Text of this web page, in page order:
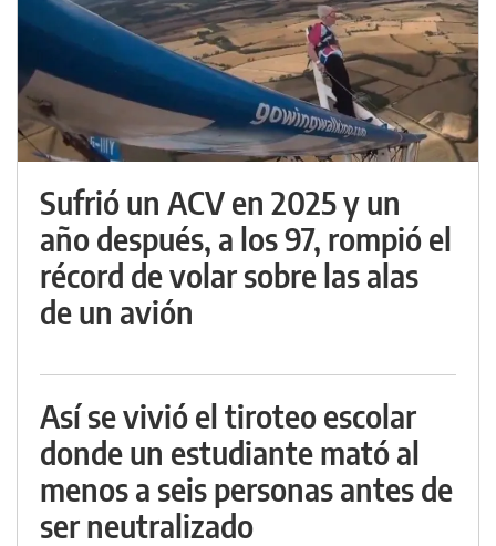
Sufrió un ACV en 2025 y un
año después, a los 97, rompió el
récord de volar sobre las alas
de un avión
Así se vivió el tiroteo escolar
donde un estudiante mató al
menos a seis personas antes de
ser neutralizado